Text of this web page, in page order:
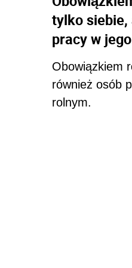
tylko siebie,
pracy w
Obowiązkiem
również osób
rolnym.